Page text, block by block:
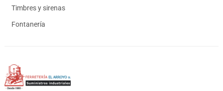
Timbres y sirenas
Fontanería